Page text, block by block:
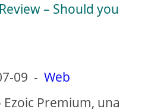
V
– Should you
09 - Web
Premium, una